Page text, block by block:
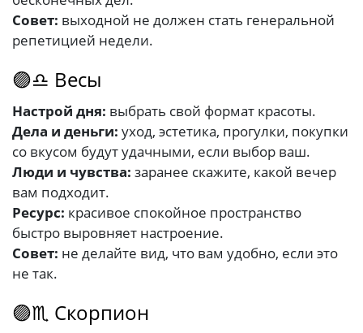
Совет: выходной не должен стать генеральной
репетицией недели.
🟣♎ Весы
Настрой дня: выбрать свой формат красоты.
Дела и деньги: уход, эстетика, прогулки, покупки
со вкусом будут удачными, если выбор ваш.
Люди и чувства: заранее скажите, какой вечер
вам подходит.
Ресурс: красивое спокойное пространство
быстро выровняет настроение.
Совет: не делайте вид, что вам удобно, если это
не так.
🟣♏ Скорпион